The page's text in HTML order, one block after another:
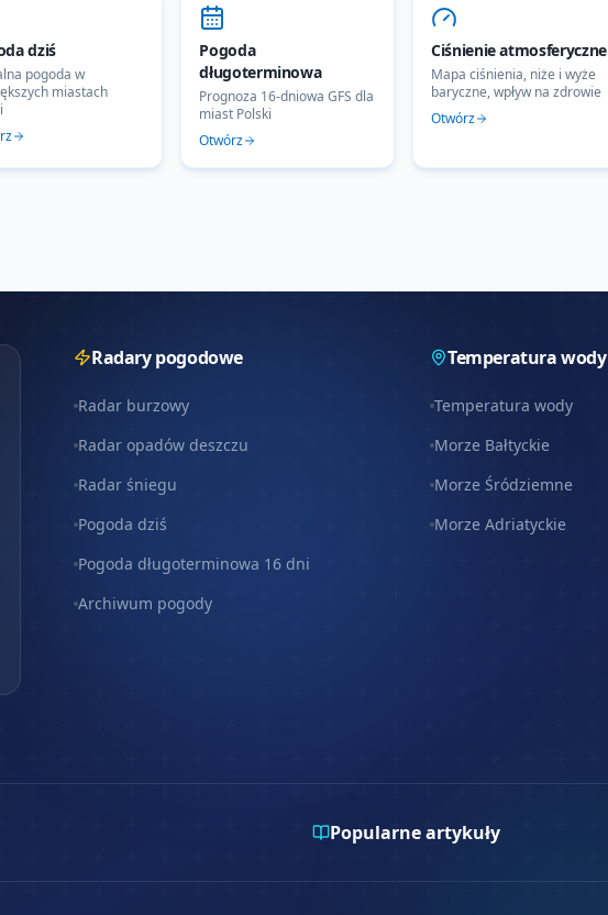
dziś
pogoda w
miastach
Pogoda
długoterminowa
Prognoza 16-dniowa GFS dla
miast Polski
Otwórz
Ciśnienie atmosferyczne
Mapa ciśnienia, niże i wyże
baryczne, wpływ na zdrowie
Otwórz
Radary pogodowe
Radar burzowy
Radar opadów deszczu
Radar śniegu
Pogoda dziś
Pogoda długoterminowa 16 dni
Archiwum pogody
Temperatura wody
Temperatura wody
Morze Bałtyckie
Morze Śródziemne
Morze Adriatyckie
Popularne artykuły